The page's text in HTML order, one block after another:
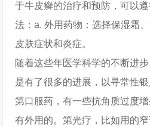
于牛皮癣的治疗和预防，可以
法：a. 外用药物：选择保湿霜
皮肤症状和炎症。
随着这些年医学科学的不断进
是有了很多的进展，以寻常性
第口服药，有一些抗角质过度
有外用的。第光疗，比如用的